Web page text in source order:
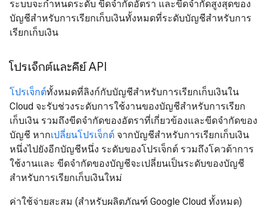
ระบบจะกำหนดระดับ ขีดจำกัดอัตรา และขีดจำกัดสูงสุดของ
บัญชีสำหรับการเรียกเก็บเงินทั้งหมดที่ระดับบัญชีสำหรับการ
เรียกเก็บเงิน
โปรเจ็กต์และคีย์ API
โปรเจ็กต์ทั้งหมดที่ลิงก์กับบัญชีสำหรับการเรียกเก็บเงินใน
Cloud จะรับช่วงระดับการใช้งานของบัญชีสำหรับการเรียก
เก็บเงิน รวมถึงขีดจำกัดของอัตราที่เกี่ยวข้องและขีดจำกัดของ
บัญชี หากเปลี่ยนโปรเจ็กต์ จากบัญชีสำหรับการเรียกเก็บเงิน
หนึ่งไปยังอีกบัญชีหนึ่ง ระดับของโปรเจ็กต์ รวมถึงโควต้าการ
ใช้งานและ ขีดจำกัดของบัญชีจะเปลี่ยนเป็นระดับของบัญชี
สำหรับการเรียกเก็บเงินใหม่
ค่าใช้จ่ายสะสม (สำหรับผลิตภัณฑ์ Google Cloud ทั้งหมด)